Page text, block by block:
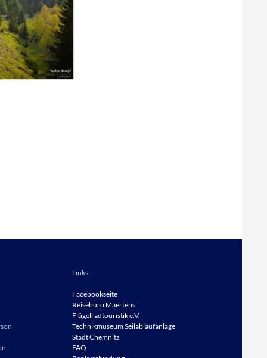
Links
Facebookseite
Reisebüro Maertens
Flügelradtouristik e.V.
Technikmuseum Seilablaufanlage
Stadt Chemnitz
FAQ